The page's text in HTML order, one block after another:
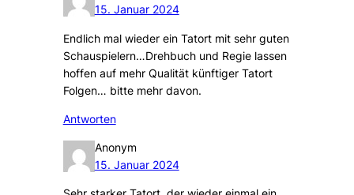
15. Januar 2024
Endlich mal wieder ein Tatort mit sehr guten
Schauspielern…Drehbuch und Regie lassen
hoffen auf mehr Qualität künftiger Tatort
Folgen… bitte mehr davon.
Antworten
Anonym
15. Januar 2024